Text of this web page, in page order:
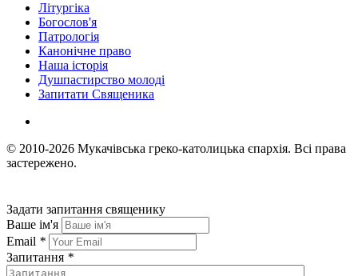
Літургіка
Богослов'я
Патрологія
Канонічне право
Наша історія
Душпастирство молоді
Запитати Священика
© 2010-2026 Мукачівська греко-католицька єпархія. Всі права
застережено.
Задати запитання священику
Ваше ім'я
Email *
Запитання *